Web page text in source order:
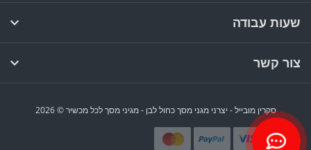
שעות עבודה
צור קשר
סקרין מובייל - יצרני מגני מסך כחול לבן - מגיני מסך לכל מכשיר © 2026